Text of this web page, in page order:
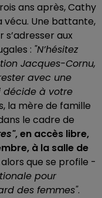
ans après, Cathy
vécu. Une battante,
aux
: "N’hésitez
Jacques-Cornu,
avec une
décide à votre
la mère de famille
le cadre de
, en accès libre,
à la salle de
alors que se profile -
pour
des femmes".